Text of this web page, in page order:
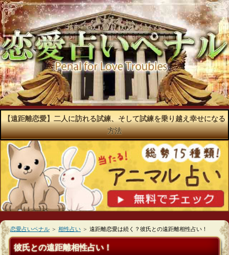
【遠距離恋愛】二人に訪れる試練、そして試練を乗り越え幸せになる
方法
恋愛占いペナル ＞ 相性占い ＞ 遠距離恋愛は続く？彼氏との遠距離相性占い！
彼氏との遠距離相性占い！